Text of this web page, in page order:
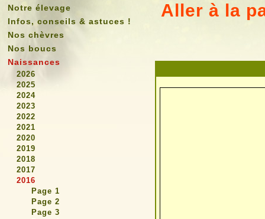
Notre élevage
Infos, conseils & astuces !
Nos chèvres
Nos boucs
Naissances
2026
2025
2024
2023
2022
2021
2020
2019
2018
2017
2016
Page 1
Page 2
Page 3
Aller à la